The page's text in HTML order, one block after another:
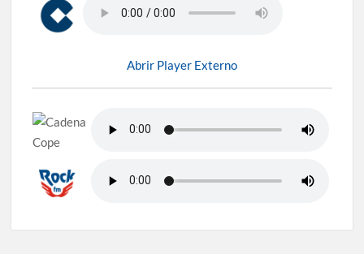
Abrir Player Externo